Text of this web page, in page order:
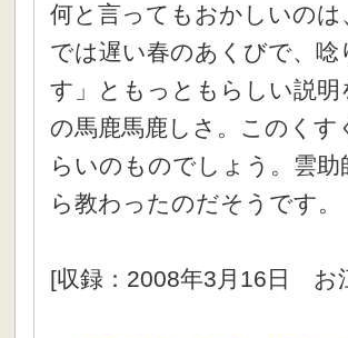
何と言ってもおかしいの
では遅い春のあくびで、
す」ともっともらしい説
の馬鹿馬鹿しさ。このく
らいのものでしょう。雲
ら教わったのだそうです。
[収録：2008年3月16日 お